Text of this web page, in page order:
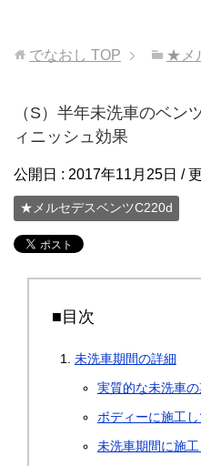
でなおし TOP ★メ
（S）半年未洗車のベン
ィニッシュ効果
公開日 : 2017年11月25日 /
★メルセデスベンツC220d
■目次
未洗車期間の詳細
実質的な未洗車の
ボディーに施工
未洗車期間に施